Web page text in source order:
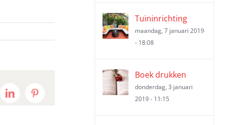
LinkedInPinterest
Tuininrichting
maandag, 7 januari 2019
- 18:08
Boek drukken
donderdag, 3 januari
2019 - 11:15